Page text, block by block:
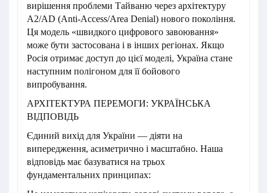
вирішення проблеми Тайваню через архітектуру
A2/AD (Anti-Access/Area Denial) нового покоління.
Ця модель «швидкого цифрового завоювання»
може бути застосована і в інших регіонах. Якщо
Росія отримає доступ до цієї моделі, Україна стане
наступним полігоном для її бойового
випробування.
АРХІТЕКТУРА ПЕРЕМОГИ: УКРАЇНСЬКА
ВІДПОВІДЬ
Єдиний вихід для України — діяти на
випередження, асиметрично і масштабно. Наша
відповідь має базуватися на трьох
фундаментальних принципах: